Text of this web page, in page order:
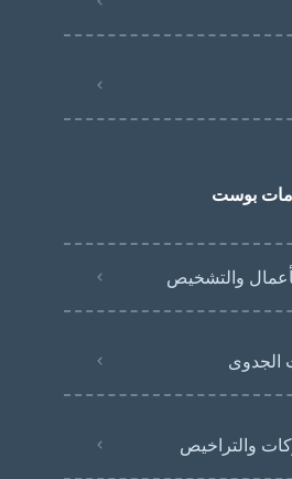
بوست
والتشخيص
الجدوى
والتراخيص